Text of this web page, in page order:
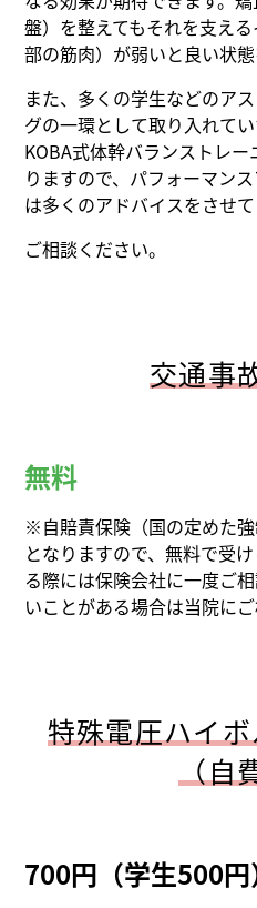
盤）を整えてもそれを支え
部の筋肉）が弱いと良い状
また、多くの学生などのア
グの一環として取り入れて
KOBA式体幹バランストレ
りますので、パフォーマン
は多くのアドバイスをさせて
ご相談ください。
交通事
無料
※自賠責保険（国の定めた
となりますので、無料で受
る際には保険会社に一度ご
いことがある場合は当院にご
特殊電圧ハイ
（自
700円（学生500円